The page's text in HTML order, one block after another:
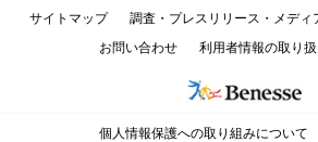
サイトマップ
調査・プレスリリース・メディ
お問い合わせ
利用者情報の取り
個人情報保護への取り組みについて